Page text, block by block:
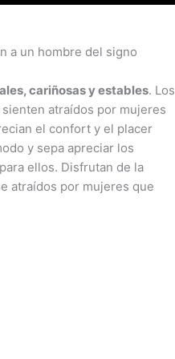
a un hombre del signo
cariñosas y estables. Los
atraídos por mujeres
el confort y el placer
y sepa apreciar los
ellos. Disfrutan de la
atraídos por mujeres que